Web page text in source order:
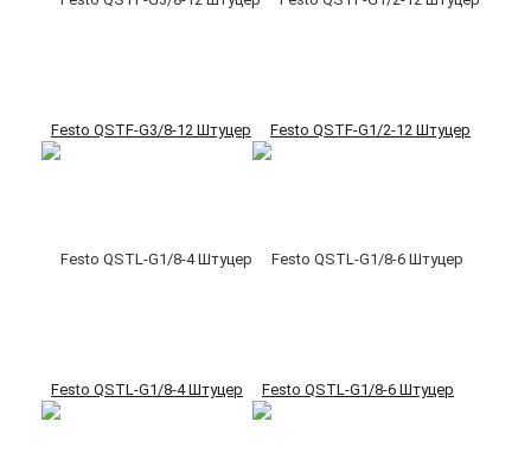
Festo QSTF-G3/8-12 Штуцер Festo QSTF-G1/2-12 Штуцер
Festo QSTL-G1/8-4 Штуцер Festo QSTL-G1/8-6 Штуцер